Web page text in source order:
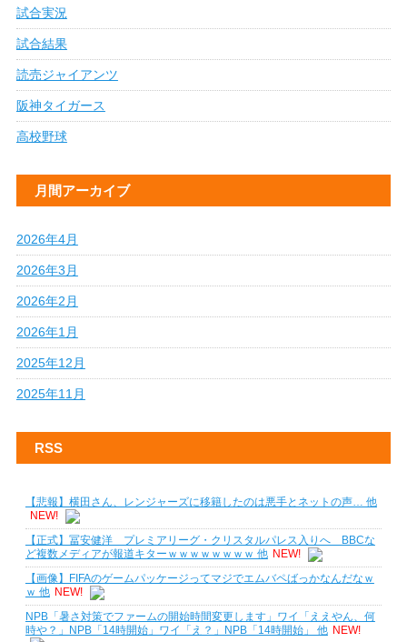
試合実況
試合結果
読売ジャイアンツ
阪神タイガース
高校野球
月間アーカイブ
2026年4月
2026年3月
2026年2月
2026年1月
2025年12月
2025年11月
RSS
【悲報】横田さん、レンジャーズに移籍したのは悪手とネットの声… 他
NEW!
【正式】冨安健洋 プレミアリーグ・クリスタルパレス入りへ BBCな
ど複数メディアが報道キターｗｗｗｗｗｗｗｗ 他 NEW!
【画像】FIFAのゲームパッケージってマジでエムバペばっかなんだなｗ
ｗ 他 NEW!
NPB「暑さ対策でファームの開始時間変更します」ワイ「ええやん、何
時や？」NPB「14時開始」ワイ「え？」NPB「14時開始」 他 NEW!